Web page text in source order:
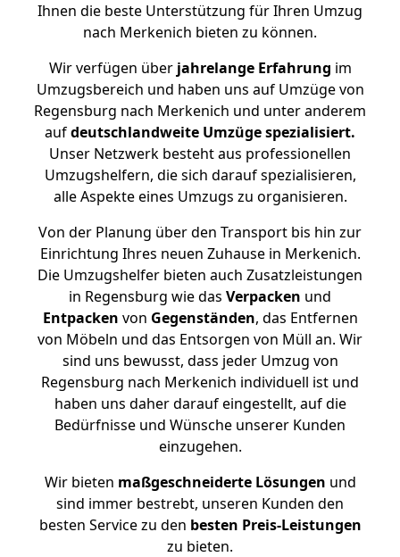
Ihnen die beste Unterstützung für Ihren Umzug
nach Merkenich bieten zu können.
Wir verfügen überjahrelange Erfahrung im
Umzugsbereich und haben uns auf Umzüge von
Regensburg nach Merkenich und unter anderem
aufdeutschlandweite Umzüge spezialisiert.
Unser Netzwerk besteht aus professionellen
Umzugshelfern, die sich darauf spezialisieren,
alle Aspekte eines Umzugs zu organisieren.
Von der Planung über den Transport bis hin zur
Einrichtung Ihres neuen Zuhause in Merkenich.
Die Umzugshelfer bieten auch Zusatzleistungen
in Regensburg wie das Verpacken und
Entpacken von Gegenständen, das Entfernen
von Möbeln und das Entsorgen von Müll an. Wir
sind uns bewusst, dass jeder Umzug von
Regensburg nach Merkenich individuell ist und
haben uns daher darauf eingestellt, auf die
Bedürfnisse und Wünsche unserer Kunden
einzugehen.
Wir bieten maßgeschneiderte Lösungen und
sind immer bestrebt, unseren Kunden den
besten Service zu den besten Preis-Leistungen
zu bieten.